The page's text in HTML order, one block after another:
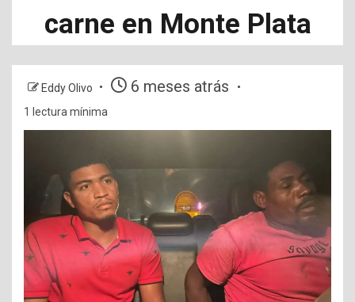
carne en Monte Plata
Eddy Olivo 6 meses atrás
1 lectura mínima